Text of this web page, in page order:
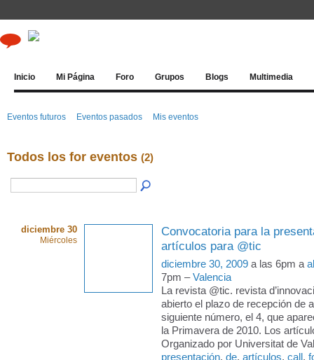
Inicio Mi Página Foro Grupos Blogs Multimedia
Eventos futuros Eventos pasados Mis eventos
Todos los for eventos (2)
diciembre 30
Miércoles
Convocatoria para la
artículos para @tic
diciembre 30, 2009 a las 6pm a
7pm –Valencia
La revista @tic. revista
abierto el plazo de recepción de
siguiente número, el 4, que
la Primavera de 2010. Los
Organizado por Universitat de
presentación, de, artículos, call,